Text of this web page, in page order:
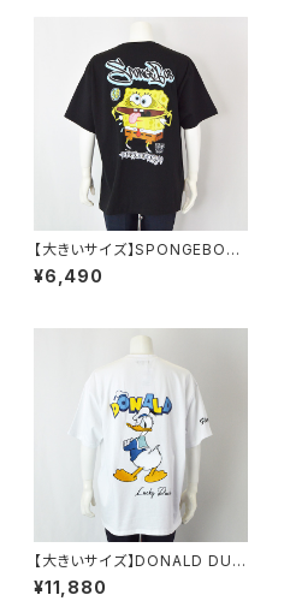
【大きいサイズ】SPONGEBOB
天竺プリント半袖Tシャツ｜メン
ズ 1278-6505 ブラック
¥6,490
【大きいサイズ】DONALD DUC
K半袖Tシャツ｜メンズ 1278-6
545 ホワイト
¥11,880